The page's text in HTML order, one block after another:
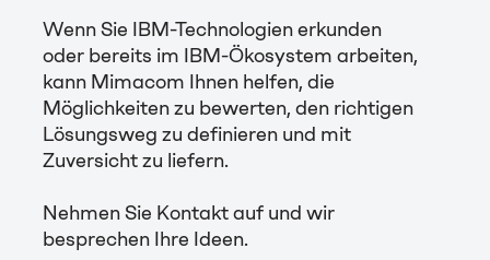
Wenn Sie IBM-Technologien erkunden
oder bereits im IBM-Ökosystem arbeiten,
kann Mimacom Ihnen helfen, die
Möglichkeiten zu bewerten, den richtigen
Lösungsweg zu definieren und mit
Zuversicht zu liefern.
Nehmen Sie Kontakt auf und wir
besprechen Ihre Ideen.